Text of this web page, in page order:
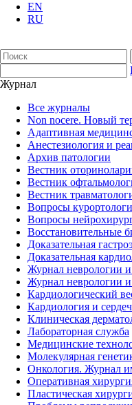
EN
RU
Журнал
Все журналы
Non nocere. Новый
Адаптивная
Анестезиология и
Архив патологии
Вестник
Вестник
Вестник
Вопросы
Вопросы
Восстановительные
Доказательная
Доказательная
Журнал неврологии
Журнал неврологии
Кардиологический
Кардиология и
Клиническая
Лабораторная служба
Медицинские
Молекулярная
Онкология. Журнал
Оперативная
Пластическая